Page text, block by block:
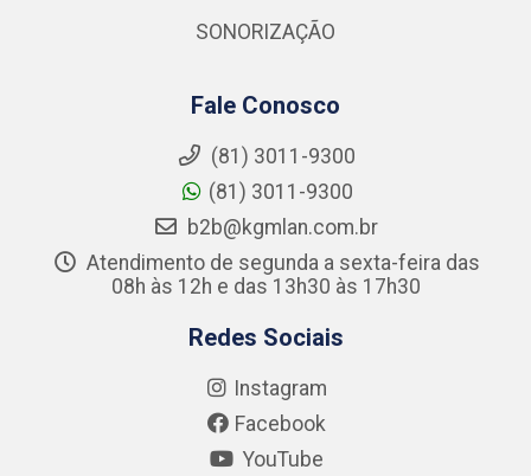
SONORIZAÇÃO
Fale Conosco
(81) 3011-9300
(81) 3011-9300
b2b@kgmlan.com.br
Atendimento de segunda a sexta-feira das
08h às 12h e das 13h30 às 17h30
Redes Sociais
Instagram
Facebook
YouTube